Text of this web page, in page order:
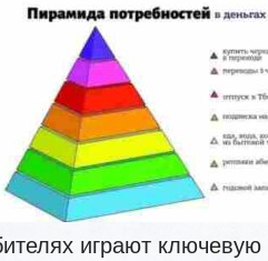
играют